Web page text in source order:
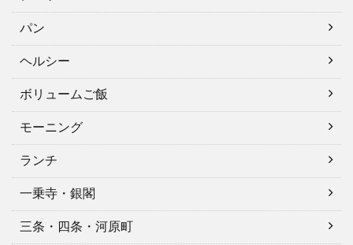
パン
ヘルシー
ボリュームご飯
モーニング
ランチ
一乗寺・銀閣
三条・四条・河原町